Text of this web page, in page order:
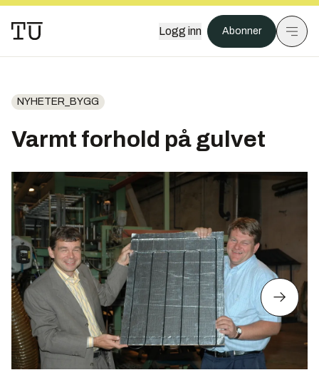
Logg inn Abonner
NYHETER_BYGG
Varmt forhold på gulvet